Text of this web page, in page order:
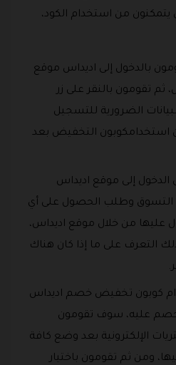
يتمكنون من استخدام الكود،
بالدخول إلى اديداس موقع
تقومون بالنقر على زر
الضرورية للتسجيل
استخدامكوبون التخفيض بعد
إلى موقع اديداس
التسوق وطلب الحصول على أي
عليها من خلال موقع اديداس،
التعرف على ما إذا كان هناك
كوبون تخفيض خصم اديداس
عليه، سوف تقومون
الإلكترونية بعد وضع كافة
ومن ثم تقومون باختيار